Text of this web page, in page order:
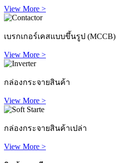
View More >
เบรกเกอร์เคสแบบขึ้นรูป (MCCB)
View More >
กล่องกระจายสินค้า
View More >
กล่องกระจายสินค้าเปล่า
View More >